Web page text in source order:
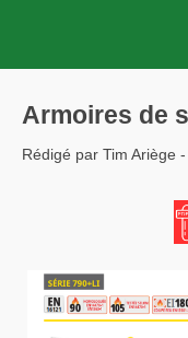
Armoires de
Rédigé par Tim Ariège